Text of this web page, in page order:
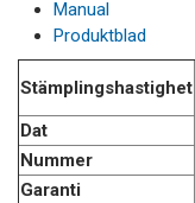
Manual
Produktblad
Stämplingshastighet
Dat
Nummer
Garanti